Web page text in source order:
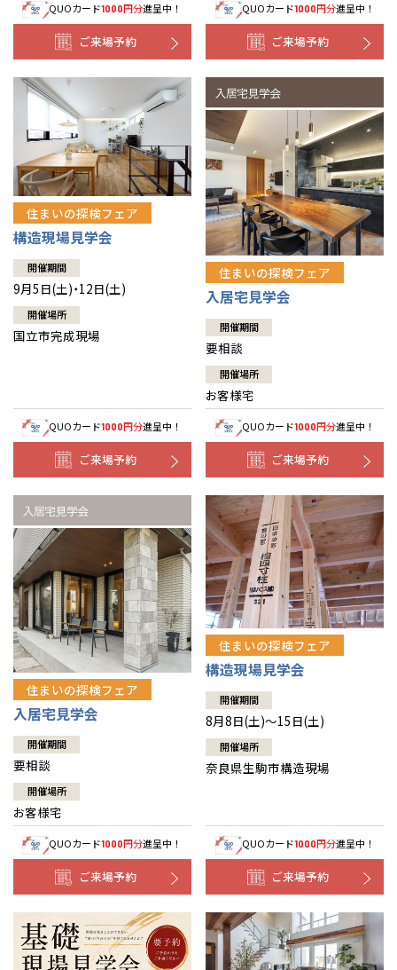
QUOカード1000円分進呈中！
ご来場予約
QUOカード1000円分進呈中！
ご来場予約
住まいの探検フェア
構造現場見学会
開催期間
9月5日(土)・12日(土)
開催場所
国立市完成現場
QUOカード1000円分進呈中！
ご来場予約
住まいの探検フェア
入居宅見学会
開催期間
要相談
開催場所
お客様宅
QUOカード1000円分進呈中！
ご来場予約
住まいの探検フェア
入居宅見学会
開催期間
要相談
開催場所
お客様宅
QUOカード1000円分進呈中！
ご来場予約
住まいの探検フェア
構造現場見学会
開催期間
8月8日(土)～15日(土)
開催場所
奈良県生駒市構造現場
QUOカード1000円分進呈中！
ご来場予約